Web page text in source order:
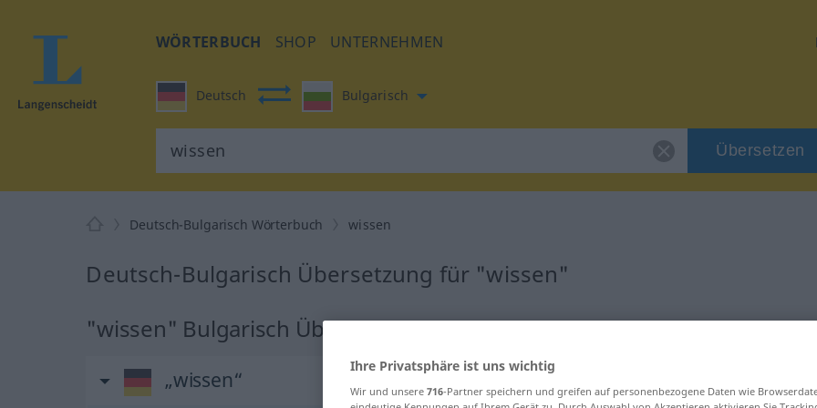
WÖRTERBUCH SHOP UNTERNEHMEN
Deutsch Bulgarisch
Übersetzen
Deutsch-Bulgarisch Wörterbuch wissen
Deutsch-Bulgarisch Übersetzung für "wissen"
"wissen" Bulgarisch Übersetzung
„wissen“
Ihre Privatsphäre ist uns wichtig
Wir und unsere 716-Partner speichern und greifen auf personenbezogene Daten wie